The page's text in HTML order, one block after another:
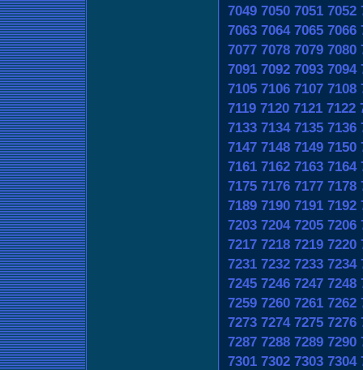
7049 7050 7051 7052
7063 7064 7065 7066
7077 7078 7079 7080
7091 7092 7093 7094
7105 7106 7107 7108
7119 7120 7121 7122
7133 7134 7135 7136
7147 7148 7149 7150
7161 7162 7163 7164
7175 7176 7177 7178
7189 7190 7191 7192
7203 7204 7205 7206
7217 7218 7219 7220
7231 7232 7233 7234
7245 7246 7247 7248
7259 7260 7261 7262
7273 7274 7275 7276
7287 7288 7289 7290
7301 7302 7303 7304